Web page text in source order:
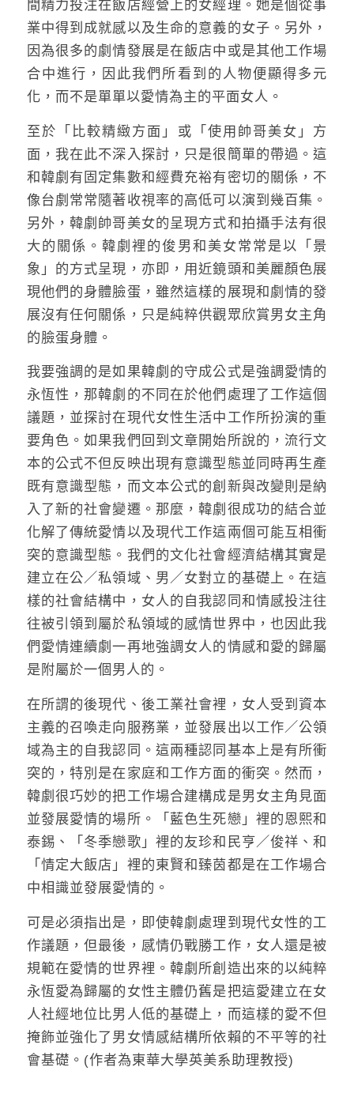
間精力投注在飯店經營上的女經理。她是個從事
業中得到成就感以及生命的意義的女子。另外，
因為很多的劇情發展是在飯店中或是其他工作場
合中進行，因此我們所看到的人物便顯得多元
化，而不是單單以愛情為主的平面女人。
至於「比較精緻方面」或「使用帥哥美女」方
面，我在此不深入探討，只是很簡單的帶過。這
和韓劇有固定集數和經費充裕有密切的關係，不
像台劇常常隨著收視率的高低可以演到幾百集。
另外，韓劇帥哥美女的呈現方式和拍攝手法有很
大的關係。韓劇裡的俊男和美女常常是以「景
象」的方式呈現，亦即，用近鏡頭和美麗顏色展
現他們的身體臉蛋，雖然這樣的展現和劇情的發
展沒有任何關係，只是純粹供觀眾欣賞男女主角
的臉蛋身體。
我要強調的是如果韓劇的守成公式是強調愛情的
永恆性，那韓劇的不同在於他們處理了工作這個
議題，並探討在現代女性生活中工作所扮演的重
要角色。如果我們回到文章開始所說的，流行文
本的公式不但反映出現有意識型態並同時再生產
既有意識型態，而文本公式的創新與改變則是納
入了新的社會變遷。那麼，韓劇很成功的結合並
化解了傳統愛情以及現代工作這兩個可能互相衝
突的意識型態。我們的文化社會經濟結構其實是
建立在公／私領域、男／女對立的基礎上。在這
樣的社會結構中，女人的自我認同和情感投注往
往被引領到屬於私領域的感情世界中，也因此我
們愛情連續劇一再地強調女人的情感和愛的歸屬
是附屬於一個男人的。
在所謂的後現代、後工業社會裡，女人受到資本
主義的召喚走向服務業，並發展出以工作／公領
域為主的自我認同。這兩種認同基本上是有所衝
突的，特別是在家庭和工作方面的衝突。然而，
韓劇很巧妙的把工作場合建構成是男女主角見面
並發展愛情的場所。「藍色生死戀」裡的恩熙和
泰錫、「冬季戀歌」裡的友珍和民亨／俊祥、和
「情定大飯店」裡的東賢和臻茵都是在工作場合
中相識並發展愛情的。
可是必須指出是，即使韓劇處理到現代女性的工
作議題，但最後，感情仍戰勝工作，女人還是被
規範在愛情的世界裡。韓劇所創造出來的以純粹
永恆愛為歸屬的女性主體仍舊是把這愛建立在女
人社經地位比男人低的基礎上，而這樣的愛不但
掩飾並強化了男女情感結構所依賴的不平等的社
會基礎。(作者為東華大學英美系助理教授)